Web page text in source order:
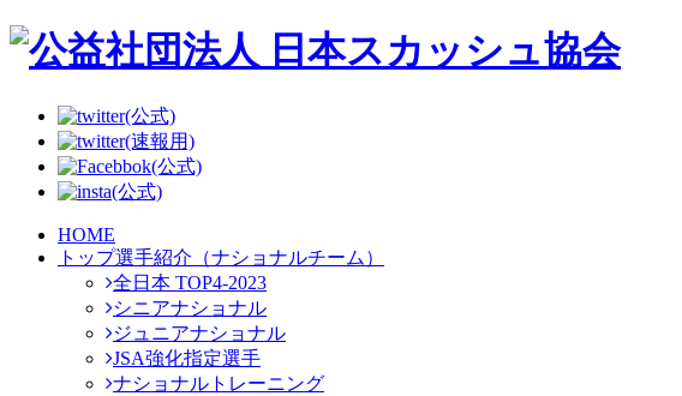
(公式)
(速報用)
(公式)
(公式)
HOME
トップ選手紹介（ナショナルチーム）
全日本 TOP4-2023
シニアナショナル
ジュニアナショナル
JSA強化指定選手
ナショナルトレーニング